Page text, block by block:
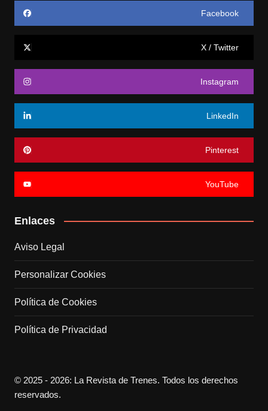
Facebook
X / Twitter
Instagram
LinkedIn
Pinterest
YouTube
Enlaces
Aviso Legal
Personalizar Cookies
Política de Cookies
Política de Privacidad
© 2025 - 2026: La Revista de Trenes. Todos los derechos
reservados.